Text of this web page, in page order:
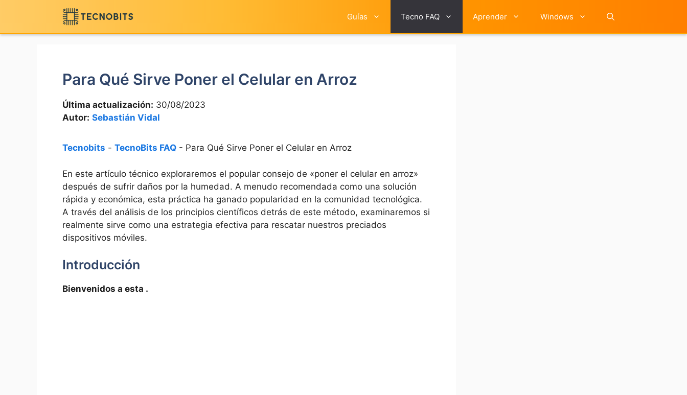
contenido
Guías Tecno FAQ Aprender Windows
Para Qué Sirve Poner el Celular en Arroz
Última actualización: 30/08/2023
Autor: Sebastián Vidal
Tecnobits - TecnoBits FAQ - Para Qué Sirve Poner el Celular en Arroz
En este artículo técnico exploraremos ⁢el‍ popular⁣ consejo de «poner el celular en arroz»
después de sufrir daños por⁣ la⁣ humedad. A‍ menudo recomendada como ⁤una solución
rápida y económica, esta práctica ⁤ha ⁢ganado popularidad en⁢ la comunidad tecnológica.
A través ⁣del análisis de ⁤los principios científicos detrás de ​este ⁤método, examinaremos si
realmente⁤ sirve‌ como una estrategia efectiva para rescatar nuestros preciados
dispositivos móviles.
Introducción
Bienvenidos a esta .